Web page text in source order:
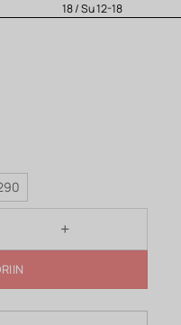
18 / Su 12-18